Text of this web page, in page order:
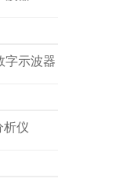
字示波器
析仪